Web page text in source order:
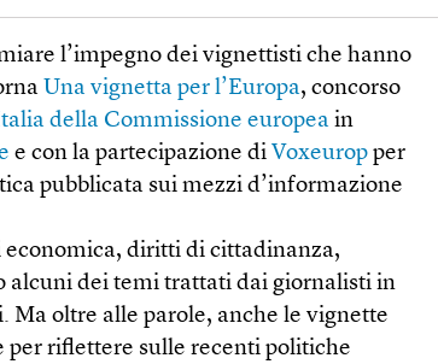
l’impegno dei vignettisti che hanno
Una vignetta per l’Europa, concorso
della Commissione europea in
e con la partecipazione di Voxeurop per
pubblicata sui mezzi d’informazione
diritti di cittadinanza,
alcuni dei temi trattati dai giornalisti in
Ma oltre alle parole, anche le vignette
per riflettere sulle recenti politiche